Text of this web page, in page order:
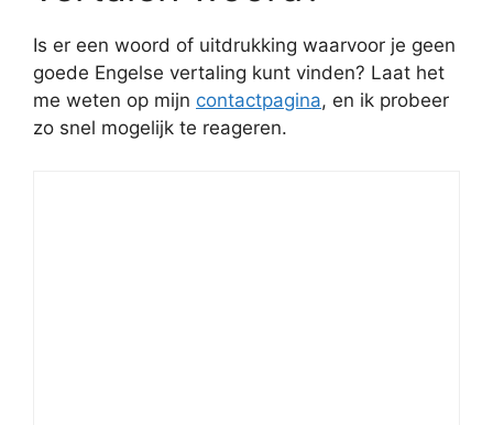
Is er een woord of uitdrukking waarvoor je geen
goede Engelse vertaling kunt vinden? Laat het
me weten op mijn contactpagina, en ik probeer
zo snel mogelijk te reageren.